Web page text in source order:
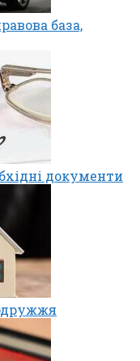
база,
документи